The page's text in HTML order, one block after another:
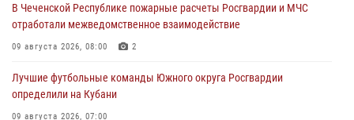
В Чеченской Республике пожарные расчеты Росгвардии и МЧС
отработали межведомственное взаимодействие
09 августа 2026, 08:00 2
Лучшие футбольные команды Южного округа Росгвардии
определили на Кубани
09 августа 2026, 07:00